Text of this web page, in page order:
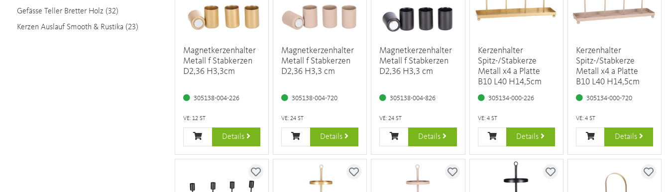
Gefässe Teller Bretter Holz (32)
Kerzen Auslauf Smooth & Rustika (23)
Magnetkerzenhalter
Metall f Stabkerzen
D2,36 H3,3cm
305138-004-226
VE: 12 ST
Details
Magnetkerzenhalter
Metall f Stabkerzen
D2,36 H3,3 cm
305138-004-720
VE: 24 ST
Details
Magnetkerzenhalter
Metall f Stabkerzen
D2,36 H3,3 cm
305138-004-826
VE: 24 ST
Details
Kerzenhalter
Spitz-/Stabkerze
Metall x4 a Platte
B10 L40 H14,5cm
305134-000-226
VE: 4 ST
Details
Kerzenhalter
Spitz-/Stabkerze
Metall x4 a Platte
B10 L40 H14,5cm
305134-000-720
VE: 4 ST
Details